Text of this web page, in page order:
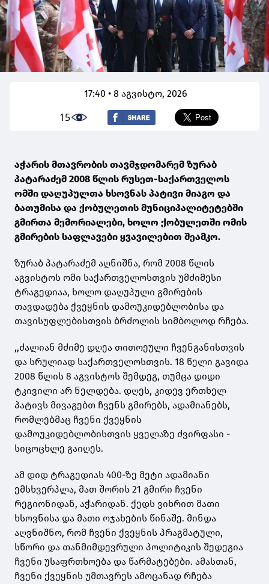
17:40 • 8 აგვისტო, 2026
15
აჭარის მთავრობის თავმჯდომარემ ზურაბ
პატარაძემ 2008 წლის რუსეთ-საქართველოს
ომში დაღუპულთა ხსოვნას პატივი მიაგო და
ბათუმისა და ქობულეთის მუნიციპალიტეტებში
გმირთა მემორიალები, ხოლო ქობულეთში ომის
გმირების საფლავები ყვავილებით შეამკო.
ზურაბ პატარაძემ აღნიშნა, რომ 2008 წლის
აგვისტოს ომი საქართველოსთვის უმძიმესი
ტრაგედიაა, ხოლო დაღუპული გმირების
თავდადება ქვეყნის დამოუკიდებლობისა და
თავისუფლებისთვის ბრძოლის სიმბოლოდ რჩება.
,,ძალიან მძიმე დღეა თითოეული ჩვენგანისთვის
და სრულიად საქართველოსთვის. 18 წელი გავიდა
2008 წლის 8 აგვისტოს შემდეგ, თუმცა დიდი
ტკივილი არ ნელდება. დღეს, კიდევ ერთხელ
პატივს მივაგებთ ჩვენს გმირებს, ადამიანებს,
რომლებმაც ჩვენი ქვეყნის
დამოუკიდებლობისთვის ყველაზე ძვირფასი -
სიცოცხლე გაიღეს.
ამ დიდ ტრაგედიას 400-ზე მეტი ადამიანი
ემსხვერპლა, მათ შორის 21 გმირი ჩვენი
რეგიონიდან, აჭარიდან. ქედს ვიხრით მათი
ხსოვნისა და მათი ოჯახების წინაშე. მინდა
აღვნიშნო, რომ ჩვენი ქვეყნის პრაგმატული,
სწორი და თანმიმდევრული პოლიტიკის შედეგია
ჩვენი უსაფრთხოება და წარმატებები. ამასთან,
ჩვენი ქვეყნის უმთავრეს ამოცანად რჩება